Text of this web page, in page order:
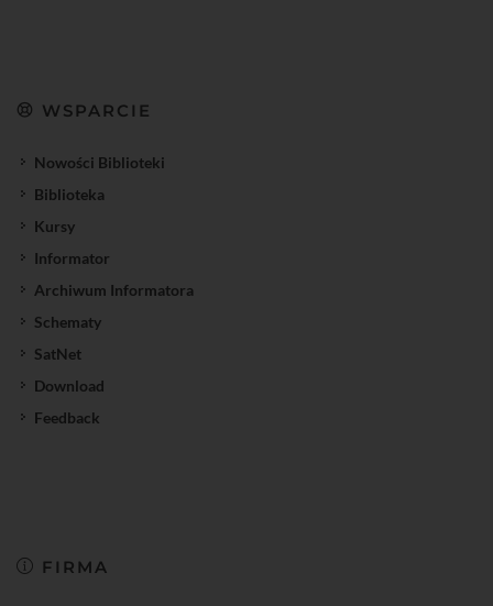
WSPARCIE
Nowości Biblioteki
Biblioteka
Kursy
Informator
Archiwum Informatora
Schematy
SatNet
Download
Feedback
FIRMA